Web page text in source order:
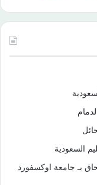
السعودية
بـ جامعة اوكسفورد